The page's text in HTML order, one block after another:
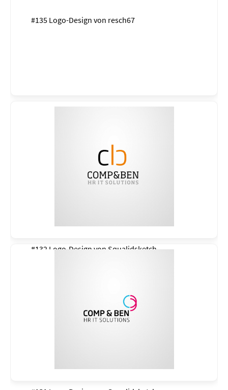
#135 Logo-Design von resch67
#132 Logo-Design von Squalidsketch